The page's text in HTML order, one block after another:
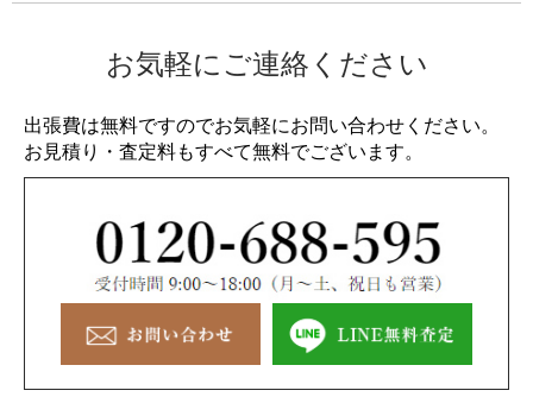
お気軽にご連絡ください
出張費は無料ですのでお気軽にお問い合わせください。
お見積り・査定料もすべて無料でございます。